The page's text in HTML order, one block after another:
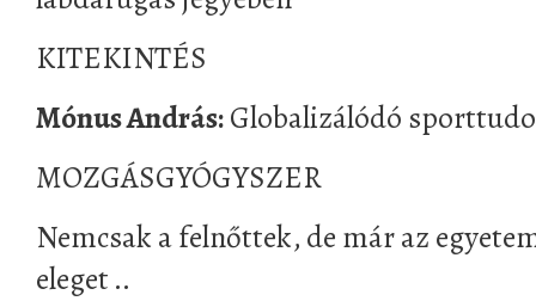
KITEKINTÉS
Mónus András:Globalizálódó
MOZGÁSGYÓGYSZER
Nemcsak a felnőttek, de már az
eleget ..